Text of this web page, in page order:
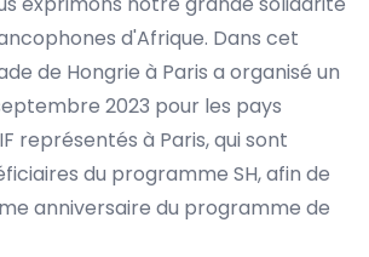
d'Afrique. Dans cet
de Hongrie à Paris a organisé un
2023 pour les pays
représentés à Paris, qui sont
du programme SH, afin de
anniversaire du programme de